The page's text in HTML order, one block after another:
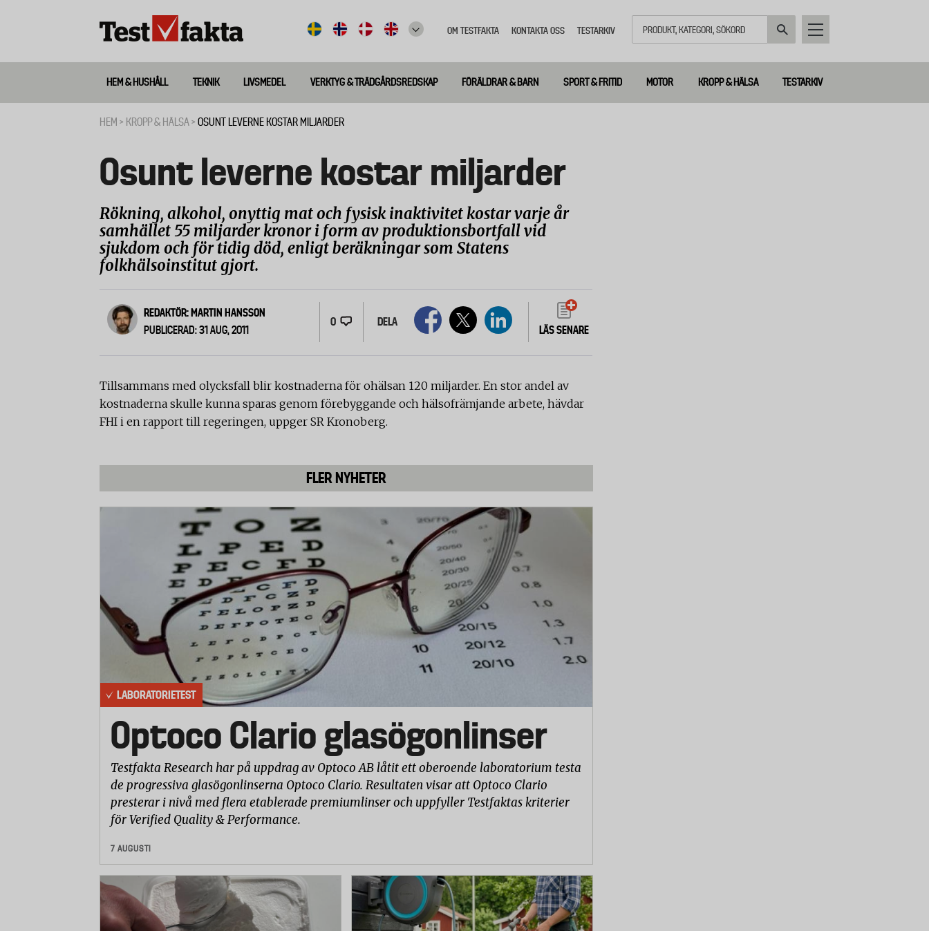
meny
OM TESTFAKTA KONTAKTA OSS TESTARKIV
Huvudmeny
ny
HEM & HUSHÅLL TEKNIK LIVSMEDEL VERKTYG & TRÄDGÅRDSREDSKAP FÖRÄLDRAR & BARN SPORT & FRITID MOTOR KROPP & HÄLSA TESTARKIV
HEM KROPP & HÄLSA OSUNT LEVERNE KOSTAR MILJARDER
Osunt leverne kostar miljarder
Rökning, alkohol, onyttig mat och fysisk inaktivitet kostar varje år
samhället 55 miljarder kronor i form av produktionsbortfall vid
sjukdom och för tidig död, enligt beräkningar som Statens
folkhälsoinstitut gjort.
REDAKTÖR: MARTIN HANSSON
PUBLICERAD: 31 AUG, 2011
0 DELA
LÄS SENARE
Tillsammans med olycksfall blir kostnaderna för ohälsan 120 miljarder. En stor andel av
kostnaderna skulle kunna sparas genom förebyggande och hälsofrämjande arbete, hävdar
FHI i en rapport till regeringen, uppger SR Kronoberg.
FLER NYHETER
LABORATORIETEST
Optoco Clario glasögonlinser
Testfakta Research har på uppdrag av Optoco AB låtit ett oberoende laboratorium testa
de progressiva glasögonlinserna Optoco Clario. Resultaten visar att Optoco Clario
presterar i nivå med flera etablerade premiumlinser och uppfyller Testfaktas kriterier
för Verified Quality & Performance.
7 AUGUSTI